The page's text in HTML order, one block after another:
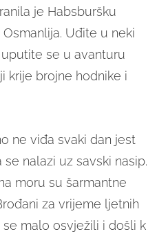
je Habsburšku
Uđite u neki
se u avanturu
krije brojne hodnike i
ne viđa svaki dan jest
se nalazi uz savski nasip.
moru su šarmantne
za vrijeme ljetnih
malo osvježili i došli k